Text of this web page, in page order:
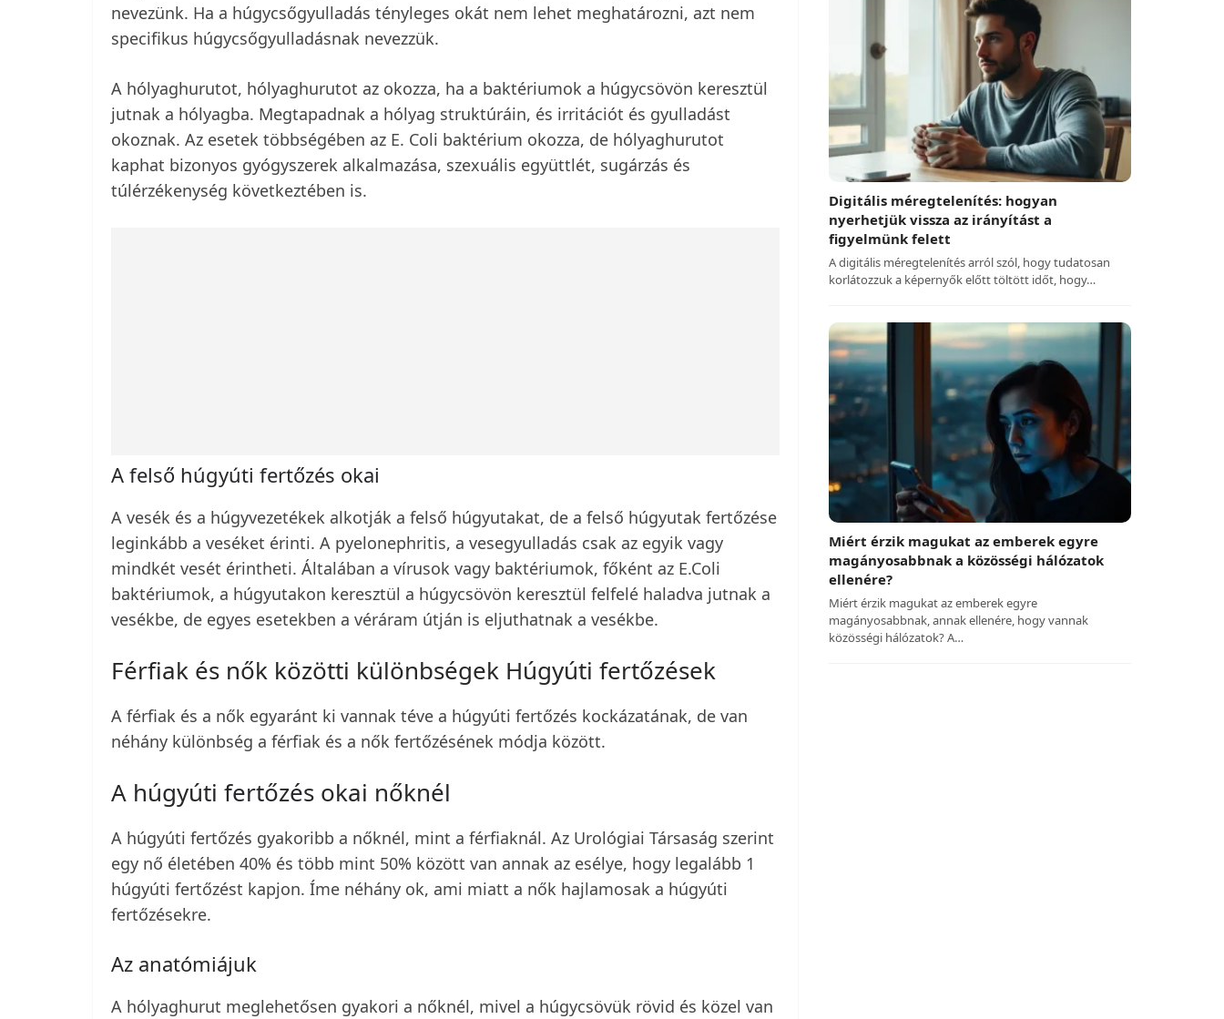
nevezünk. Ha a húgycsőgyulladás tényleges okát nem lehet meghatározni, azt nem
specifikus húgycsőgyulladásnak nevezzük.
A hólyaghurutot, hólyaghurutot az okozza, ha a baktériumok a húgycsövön keresztül
jutnak a hólyagba. Megtapadnak a hólyag struktúráin, és irritációt és gyulladást
okoznak. Az esetek többségében az E. Coli baktérium okozza, de hólyaghurutot
kaphat bizonyos gyógyszerek alkalmazása, szexuális együttlét, sugárzás és
túlérzékenység következtében is.
A felső húgyúti fertőzés okai
A vesék és a húgyvezetékek alkotják a felső húgyutakat, de a felső húgyutak fertőzése
leginkább a veséket érinti. A pyelonephritis, a vesegyulladás csak az egyik vagy
mindkét vesét érintheti. Általában a vírusok vagy baktériumok, főként az E.Coli
baktériumok, a húgyutakon keresztül a húgycsövön keresztül felfelé haladva jutnak a
vesékbe, de egyes esetekben a véráram útján is eljuthatnak a vesékbe.
Férfiak és nők közötti különbségek Húgyúti fertőzések
A férfiak és a nők egyaránt ki vannak téve a húgyúti fertőzés kockázatának, de van
néhány különbség a férfiak és a nők fertőzésének módja között.
A húgyúti fertőzés okai nőknél
A húgyúti fertőzés gyakoribb a nőknél, mint a férfiaknál. Az Urológiai Társaság szerint
egy nő életében 40% és több mint 50% között van annak az esélye, hogy legalább 1
húgyúti fertőzést kapjon. Íme néhány ok, ami miatt a nők hajlamosak a húgyúti
fertőzésekre.
Az anatómiájuk
A hólyaghurut meglehetősen gyakori a nőknél, mivel a húgycsövük rövid és közel van
Digitális méregtelenítés: hogyan
nyerhetjük vissza az irányítást a
figyelmünk felett
A digitális méregtelenítés arról szól, hogy tudatosan
korlátozzuk a képernyők előtt töltött időt, hogy…
Miért érzik magukat az emberek egyre
magányosabbnak a közösségi hálózatok
ellenére?
Miért érzik magukat az emberek egyre
magányosabbnak, annak ellenére, hogy vannak
közösségi hálózatok? A…